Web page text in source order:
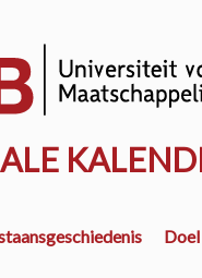
Doel